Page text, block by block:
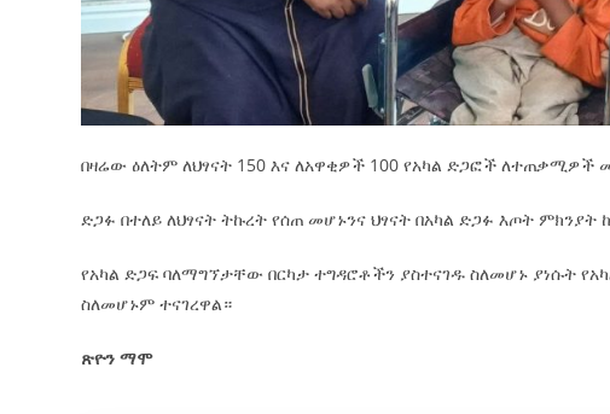
በዛሬው ዕለትም ለህፃናት 150 እና ለአዋቂዎች 100 የአካል ድጋፎች ለተጠቃሚዎች
ድጋፉ በተለይ ለህፃናት ትኩረት የሰጠ መሆኑንና ህፃናት በአካል ድጋፉ እጦት
የአካል ድጋፍ ባለማግኘታቸው በርካታ ተግዳሮቶችን ያስተናገዱ ስለመሆኑ ያነሱት
ስለመሆኑም ተናገረዋል።
ጽዮን ማሞ